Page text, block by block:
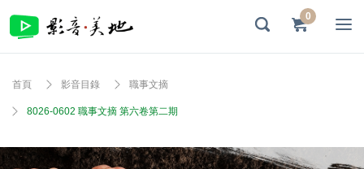
0
首頁 影音目錄 職事文摘
8026-0602 職事文摘 第六卷第二期